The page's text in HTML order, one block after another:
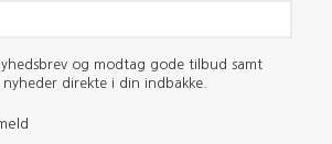
og modtag gode tilbud samt
direkte i din indbakke.